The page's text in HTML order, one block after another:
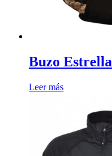
Buzo Estrella
Leer más